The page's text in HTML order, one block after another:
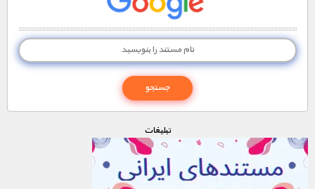
تبليغات